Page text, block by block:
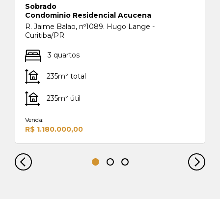
Sobrado
Condominio Residencial Acucena
R. Jaime Balao, nº1089. Hugo Lange -
Curitiba/PR
3 quartos
235m² total
235m² útil
Venda:
R$ 1.180.000,00